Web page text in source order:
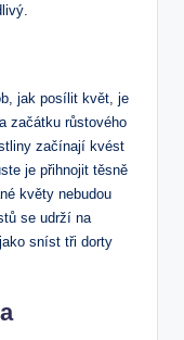
jak posílit květ, je
začátku růstového
začínají kvést
je přihnojit⁤ těsně
květy nebudou
se udrží na
​sníst ⁢tři dorty